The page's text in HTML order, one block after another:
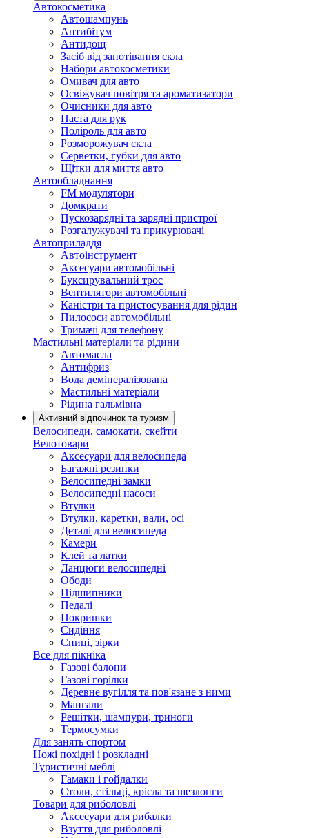
Автокосметика
Автошампунь
Антибітум
Антидощ
Засіб від запотівання скла
Набори автокосметики
Омивач для авто
Освіжувач повітря та ароматизатори
Очисники для авто
Паста для рук
Поліроль для авто
Розморожувач скла
Серветки, губки для авто
Щітки для миття авто
Автообладнання
FM модулятори
Домкрати
Пускозарядні та зарядні пристрої
Розгалужувачі та прикурювачі
Автоприладдя
Автоінструмент
Аксесуари автомобільні
Буксирувальний трос
Вентилятори автомобільні
Каністри та пристосування для рідин
Пилососи автомобільні
Тримачі для телефону
Мастильні матеріали та рідини
Автомасла
Антифриз
Вода демінералізована
Мастильні матеріали
Рідина гальмівна
Активний відпочинок та туризм
Велосипеди, самокати, скейти
Велотовари
Аксесуари для велосипеда
Багажні резинки
Велосипедні замки
Велосипедні насоси
Втулки
Втулки, каретки, вали, осі
Деталі для велосипеда
Камери
Клей та латки
Ланцюги велосипедні
Ободи
Підшипники
Педалі
Покришки
Сидіння
Спиці, зірки
Все для пікніка
Газові балони
Газові горілки
Деревне вугілля та пов'язане з ними
Мангали
Решітки, шампури, триноги
Термосумки
Для занять спортом
Ножі похідні і розкладні
Туристичні меблі
Гамаки і гойдалки
Столи, стільці, крісла та шезлонги
Товари для риболовлі
Аксесуари для рибалки
Взуття для риболовлі